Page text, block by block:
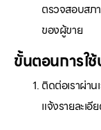
ตรวจสอบสภ
ของผู้ขาย
ขั้นตอนการใ
ติดต่อเราผ่า
แจ้งรายละเ